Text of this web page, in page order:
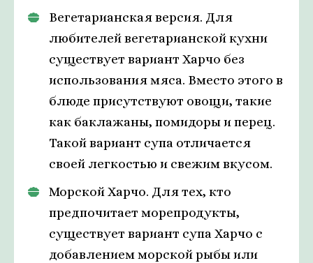
Вегетарианская версия. Для
любителей вегетарианской кухни
существует вариант Харчо без
использования мяса. Вместо этого в
блюде присутствуют овощи, такие
как баклажаны, помидоры и перец.
Такой вариант супа отличается
своей легкостью и свежим вкусом.
Морской Харчо. Для тех, кто
предпочитает морепродукты,
существует вариант супа Харчо с
добавлением морской рыбы или